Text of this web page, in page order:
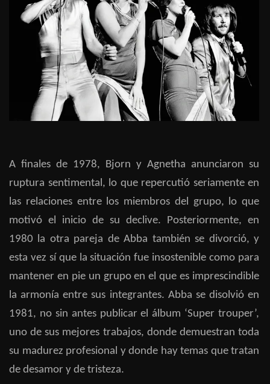
A finales de 1978, Bjorn y Agnetha anunciaron su
ruptura sentimental, lo que repercutió seriamente en
las relaciones entre los miembros del grupo, lo que
motivó el inicio de su declive. Posteriormente, en
1980 la otra pareja de Abba también se divorció, y
esta vez sí que la situación fue insostenible como para
mantener en pie un grupo en el que es imprescindible
la armonía entre sus integrantes. Abba se disolvió en
1981, no sin antes publicar el álbum ‘Super trouper’,
uno de sus mejores trabajos, donde demuestran toda
su madurez profesional y donde hay temas que tratan
de desamor y de tristeza.